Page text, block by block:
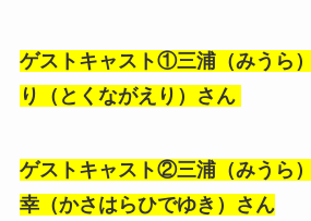
ゲストキャスト①三浦（みう
り（とくながえり）さん
ゲストキャスト②三浦（みう
幸（かさはらひでゆき）さん